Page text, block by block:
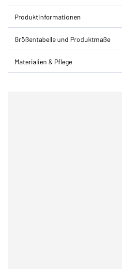
Produktinformationen
Größentabelle und Produktmaße
Materialien & Pflege